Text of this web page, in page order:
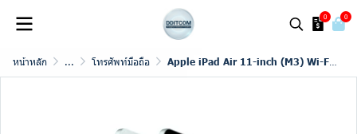
0 0
หน้าหลัก ... โทรศัพท์มือถือ Apple iPad Air 11-inch (M3) Wi-Fi (2025)